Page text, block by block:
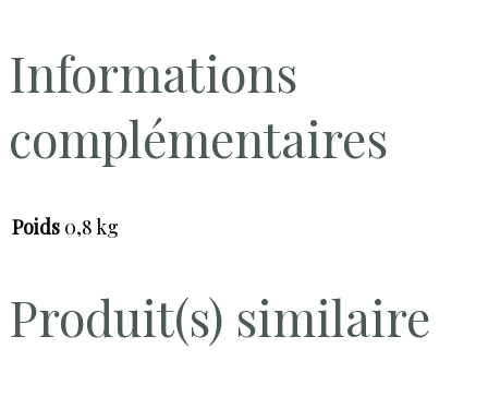
Informations
complémentaires
Poids 0,8 kg
Produit(s) similaire